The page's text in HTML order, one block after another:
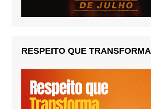
RESPEITO QUE TRANSFORMA